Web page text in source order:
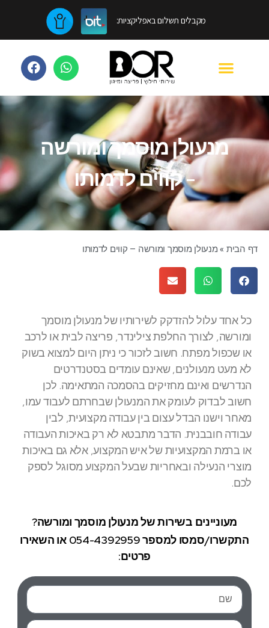
מקבלים תשלום באפליקציות:
מנעולן מוסמך ומורשה
- קווים לדמותו
דף הבית » מנעולן מוסמך ומורשה – קווים לדמותו
כל אחד עלול להזדקק לשירותיו של מנעולן מוסמך
ומורשה, לצורך החלפת צילינדר, פריצה לבית או לרכב
או שכפול מפתח. חשוב לזכור כי ניתן היום למצוא בשוק
לא מעט מנעולנים, שאינם עומדים בסטנדרטים
הנדרשים ואינם מחזיקים בהסמכה המתאימה. לכן
חשוב לבדוק לעומק את המנעולן שבחרתם לעבוד עמו,
מאחר וישנו הבדל עצום בין עבודה מקצועית, לבין
עבודה חובבנית. הדבר מתבטא לא רק באיכות העבודה
או ברמת המקצועיות של איש המקצוע, אלא גם באיכות
מוצרי הנעילה ובאחריות שבעל המקצוע מסוגל לספק
לכם.
מעוניינים בשירות של מנעולן מוסמך ומורשה?
התקשרו/סמסו למספר 054-4392959 או השאירו
פרטים: